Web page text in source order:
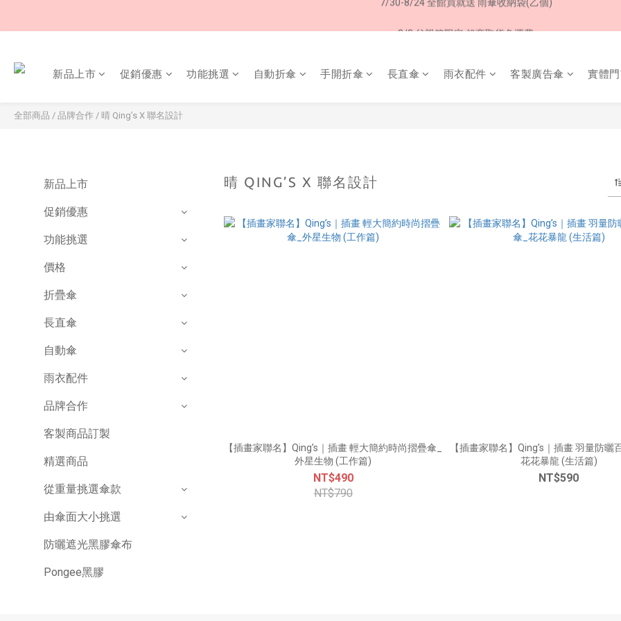
8/8 父親節限定 超商取貨免運費
新品上市 促銷優惠 功能挑選 自動折傘 手開折傘 長直傘 雨衣配件 客製廣告傘 實體
全部商品 / 品牌合作 / 晴 Qing’s X 聯名設計
新品上市
促銷優惠
功能挑選
價格
折疊傘
長直傘
自動傘
雨衣配件
品牌合作
客製商品訂製
精選商品
從重量挑選傘款
由傘面大小挑選
防曬遮光黑膠傘布
Pongee黑膠
晴 QING’S X 聯名設計
【插畫家聯名】Qing’s｜插畫 輕大簡約時尚摺疊傘_
外星生物 (工作篇)
NT$490
NT$790
【插畫家聯名】Qing’s｜插畫 羽量防曬
花花暴龍 (生活篇)
NT$590